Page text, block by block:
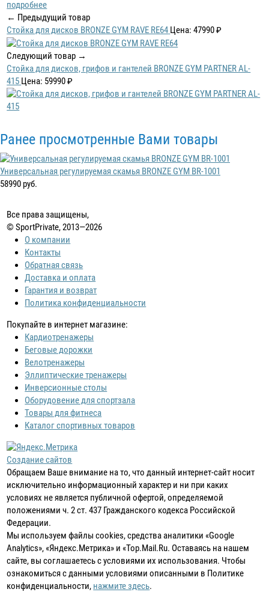
подробнее
← Предыдущий товар
Стойка для дисков BRONZE GYM RAVE RE64 Цена: 47990 ₽
Следующий товар →
Стойка для дисков, грифов и гантелей BRONZE GYM PARTNER AL-
415 Цена: 59990 ₽
Ранее просмотренные Вами товары
Универсальная регулируемая скамья BRONZE GYM BR-1001
58990 руб.
Все права защищены,
© SportPrivate, 2013—2026
О компании
Контакты
Обратная связь
Доставка и оплата
Гарантия и возврат
Политика конфиденциальности
Покупайте в интернет магазине:
Кардиотренажеры
Беговые дорожки
Велотренажеры
Эллиптические тренажеры
Инверсионные столы
Оборудовение для спортзала
Товары для фитнеса
Каталог спортивных товаров
Создание сайтов
Обращаем Ваше внимание на то, что данный интернет-сайт носит
исключительно информационный характер и ни при каких
условиях не является публичной офертой, определяемой
положениями ч. 2 ст. 437 Гражданского кодекса Российской
Федерации.
Мы используем файлы cookies, средства аналитики «Google
Analytics», «Яндекс.Метрика» и «Top.Mail.Ru. Оставаясь на нашем
сайте, вы соглашаетесь с условиями их использования. Чтобы
ознакомиться с данными условиями описанными в Политике
конфиденциальности, нажмите здесь.